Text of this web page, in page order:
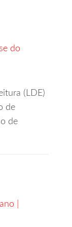
do
(LDE)
de
de
|